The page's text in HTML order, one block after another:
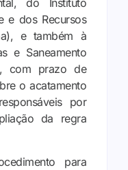
do Instituto
e dos Recursos
e também à
e Saneamento
com prazo de
o acatamento
por
da regra
para